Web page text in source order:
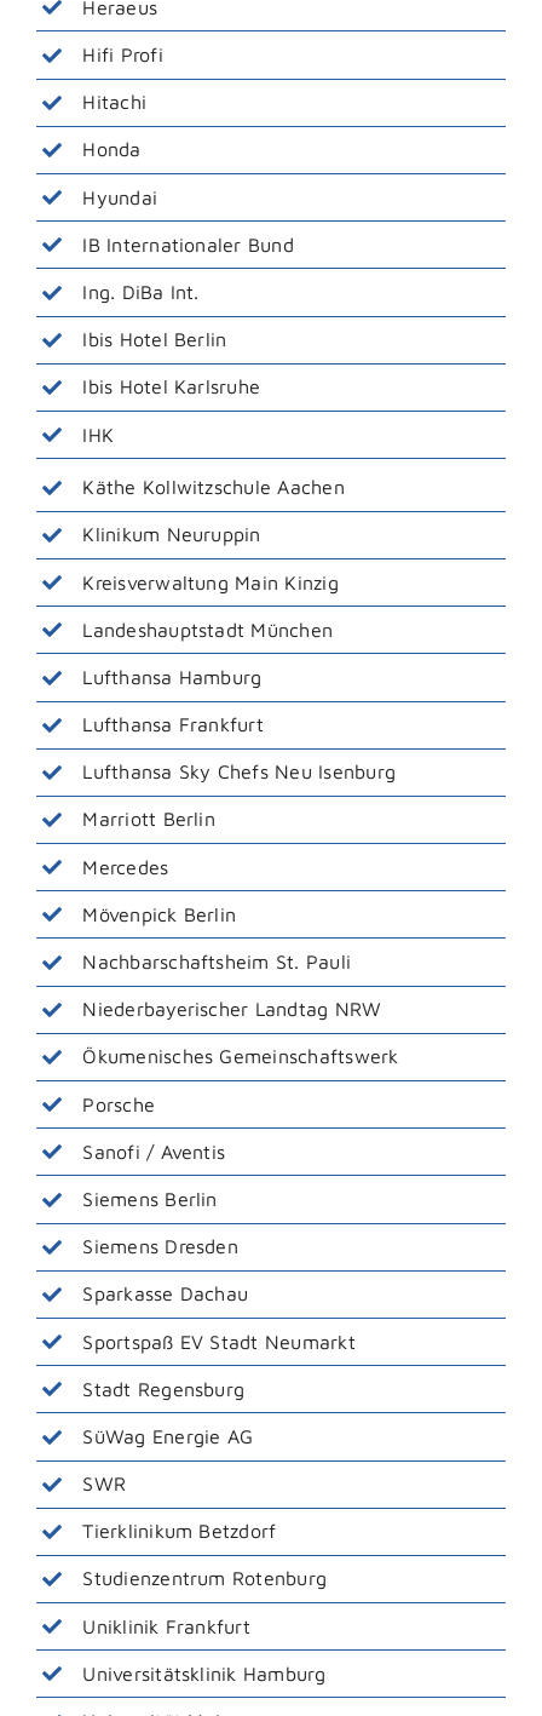
Heraeus
Hifi Profi
Hitachi
Honda
Hyundai
IB Internationaler Bund
Ing. DiBa Int.
Ibis Hotel Berlin
Ibis Hotel Karlsruhe
IHK
Käthe Kollwitzschule Aachen
Klinikum Neuruppin
Kreisverwaltung Main Kinzig
Landeshauptstadt München
Lufthansa Hamburg
Lufthansa Frankfurt
Lufthansa Sky Chefs Neu Isenburg
Marriott Berlin
Mercedes
Mövenpick Berlin
Nachbarschaftsheim St. Pauli
Niederbayerischer Landtag NRW
Ökumenisches Gemeinschaftswerk
Porsche
Sanofi / Aventis
Siemens Berlin
Siemens Dresden
Sparkasse Dachau
Sportspaß EV Stadt Neumarkt
Stadt Regensburg
SüWag Energie AG
SWR
Tierklinikum Betzdorf
Studienzentrum Rotenburg
Uniklinik Frankfurt
Universitätsklinik Hamburg